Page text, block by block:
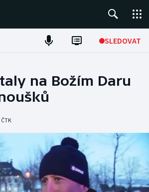
SLEDOVAT
na Božím Daru
ČTK